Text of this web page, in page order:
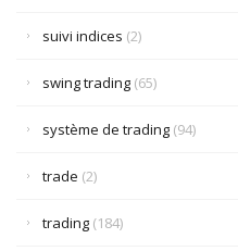
suivi indices (2)
swing trading (65)
système de trading (94)
trade (2)
trading (184)